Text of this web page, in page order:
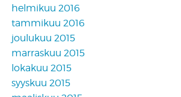
helmikuu 2016
tammikuu 2016
joulukuu 2015
marraskuu 2015
lokakuu 2015
syyskuu 2015